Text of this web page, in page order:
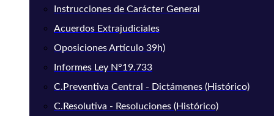
Instrucciones de Carácter General
Acuerdos Extrajudiciales
Oposiciones Artículo 39h)
Informes Ley N°19.733
C.Preventiva Central - Dictámenes (Histórico)
C.Resolutiva - Resoluciones (Histórico)